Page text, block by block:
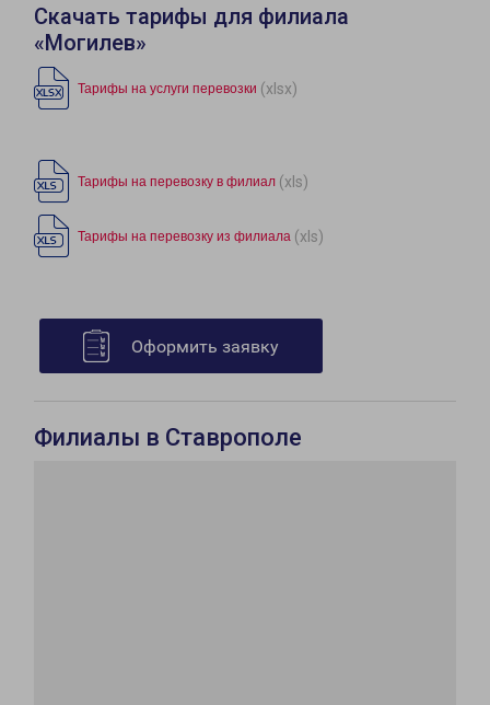
Скачать тарифы для филиала
«Могилев»
Тарифы на услуги перевозки (xlsx)
Тарифы на перевозку в филиал (xls)
Тарифы на перевозку из филиала (xls)
Оформить заявку
Филиалы в Ставрополе